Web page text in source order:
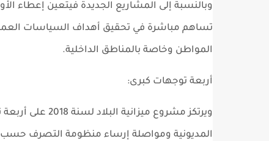
وبالنسبة إلى المشاريع الجديدة فيتعين إعطاء
تساهم مباشرة في تحقيق أهداف السياسات
المواطن وخاصة بالمناطق الداخلية.
أربعة توجهات كبرى:
ويرتكز مشروع
المديونية ومواصلة إرساء منظومة التصرف حسب